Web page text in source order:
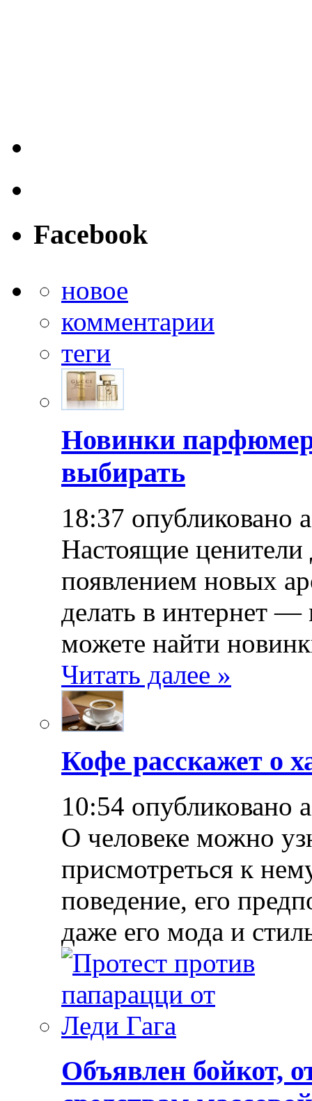
Facebook
новое
комментарии
теги
Новинки
выбирать
18:37 опубликовано
Настоящие ценители
появлением новых
делать в интернет —
можете найти
Читать далее »
Кофе расскажет о
10:54 опубликовано
О человеке можно
присмотреться к
поведение, его
даже его мода и
Объявлен бойкот,